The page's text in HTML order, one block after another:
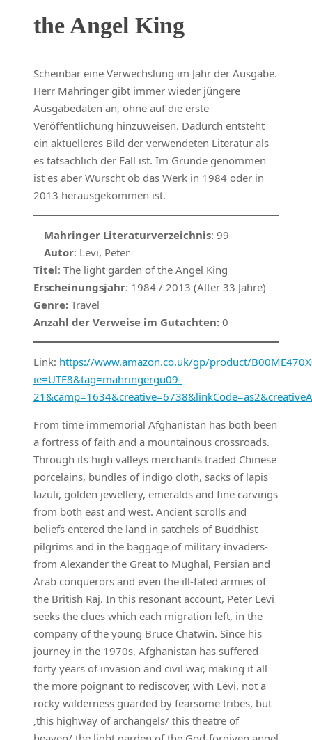
the Angel King
Scheinbar eine Verwechslung im Jahr der Ausgabe.
Herr Mahringer gibt immer wieder jüngere
Ausgabedaten an, ohne auf die erste
Veröffentlichung hinzuweisen. Dadurch entsteht
ein aktuelleres Bild der verwendeten Literatur als
es tatsächlich der Fall ist. Im Grunde genommen
ist es aber Wurscht ob das Werk in 1984 oder in
2013 herausgekommen ist.
Mahringer Literaturverzeichnis: 99
Autor: Levi, Peter
Titel: The light garden of the Angel King
Erscheinungsjahr: 1984 / 2013 (Alter 33 Jahre)
Genre: Travel
Anzahl der Verweise im Gutachten: 0
Link: https://www.amazon.co.uk/gp/product/
ie=UTF8&tag=mahringergu09-
From time immemorial Afghanistan has both been
a fortress of faith and a mountainous crossroads.
Through its high valleys merchants traded Chinese
porcelains, bundles of indigo cloth, sacks of lapis
lazuli, golden jewellery, emeralds and fine carvings
from both east and west. Ancient scrolls and
beliefs entered the land in satchels of Buddhist
pilgrims and in the baggage of military invaders-
from Alexander the Great to Mughal, Persian and
Arab conquerors and even the ill-fated armies of
the British Raj. In this resonant account, Peter Levi
seeks the clues which each migration left, in the
company of the young Bruce Chatwin. Since his
journey in the 1970s, Afghanistan has suffered
forty years of invasion and civil war, making it all
the more poignant to rediscover, with Levi, not a
rocky wilderness guarded by fearsome tribes, but
‚this highway of archangels/ this theatre of